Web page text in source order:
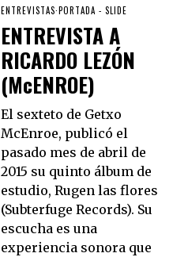
ENTREVISTAS·PORTADA - SLIDE
ENTREVISTA A
RICARDO LEZÓN
(McENROE)
El sexteto de Getxo
McEnroe, publicó el
pasado mes de abril de
2015 su quinto álbum de
estudio, Rugen las flores
(Subterfuge Records). Su
escucha es una
experiencia sonora que